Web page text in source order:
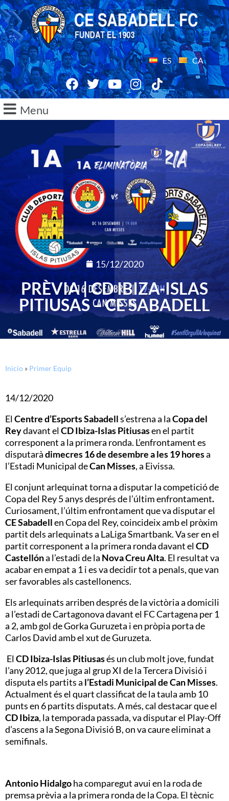
ES CA
Menu
15/12/2020
PRÈVIA | CD IBIZA-ISLAS
PITIUSAS – CE SABADELL
Inicio » Primer Equip
14/12/2020
ElCentre d’Esports Sabadells’estrena a laCopa del
Reydavant elCD Ibiza-Islas Pitiusasen el partit
corresponent a la primera ronda. L’enfrontament es
disputaràdimecres 16 de desembre a les 19 horesa
l’Estadi Municipal deCan Misses, a Eivissa.
El conjunt arlequinat torna a disputar la competició de
Copa del Rey 5 anys després de l’últim enfrontament.
Curiosament, l’últim enfrontament que va disputar el
CE Sabadellen Copa del Rey, coincideix amb el pròxim
partit dels arlequinats a LaLiga Smartbank. Va ser en el
partit corresponent a la primera ronda davant elCD
Castellóna l’estadi de la Nova Creu Alta. El resultat va
acabar en empat a 1 i es va decidir tot a penals, que van
ser favorables als castellonencs.
Els arlequinats arriben després de la victòria a domicili
a l’estadi de Cartagonova davant el FC Cartagena per 1
a 2, amb gol de Gorka Guruzeta i en pròpia porta de
Carlos David amb el xut de Guruzeta.
ElCD Ibiza-Islas Pitiusasés un club molt jove, fundat
l’any 2012, que juga al grup XI de la Tercera Divisió i
disputa els partits a l’Estadi Municipal de Can Misses.
Actualment és el quart classificat de la taula amb 10
punts en 6 partits disputats.A més, cal destacar que el
CD Ibiza, la temporada passada, va disputar el Play-Off
d’ascens a la Segona Divisió B, on va caure eliminat a
semifinals.
Antonio Hidalgoha comparegut avui en la roda de
premsa prèvia a la primera ronda de la Copa. El tècnic